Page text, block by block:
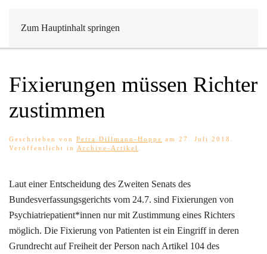
Zum Hauptinhalt springen
Fixierungen müssen Richter
zustimmen
Geschrieben von Petra Dillmann-Hoppe am 27. Juli 2018
Veröffentlicht in Archive-Artikel
Laut einer Entscheidung des Zweiten Senats des
Bundesverfassungsgerichts vom 24.7. sind Fixierungen von
Psychiatriepatient*innen nur mit Zustimmung eines Richters
möglich. Die Fixierung von Patienten ist ein Eingriff in deren
Grundrecht auf Freiheit der Person nach Artikel 104 des